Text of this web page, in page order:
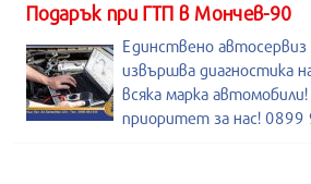
Подарък при ГТП в Мончев-90
Единствено
извършва диагностика
всяка марка
приоритет за нас! 0899